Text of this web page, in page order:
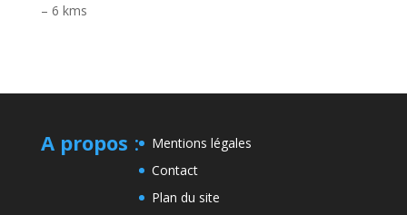
– 6 kms
A propos :
Mentions légales
Contact
Plan du site